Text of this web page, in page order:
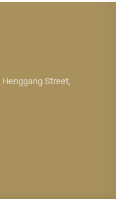
Street,